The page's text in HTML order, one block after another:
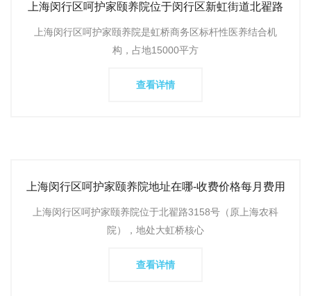
上海闵行区呵护家颐养院位于闵行区新虹街道北翟路
上海闵行区呵护家颐养院是虹桥商务区标杆性医养结合机
构，占地15000平方
查看详情
上海闵行区呵护家颐养院地址在哪-收费价格每月费用
上海闵行区呵护家颐养院位于北翟路3158号（原上海农科
院），地处大虹桥核心
查看详情